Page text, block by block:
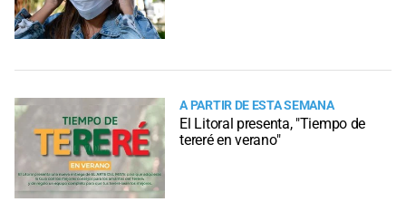
A PARTIR DE ESTA SEMANA
El Litoral presenta, "Tiempo de
tereré en verano"